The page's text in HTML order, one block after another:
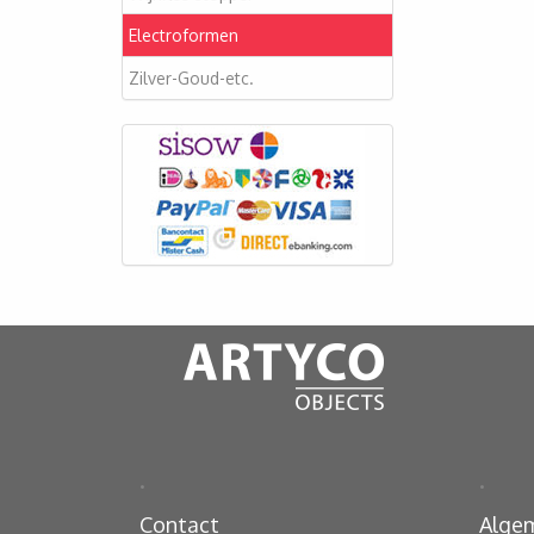
Electroformen
Zilver-Goud-etc.
.
Contact
.